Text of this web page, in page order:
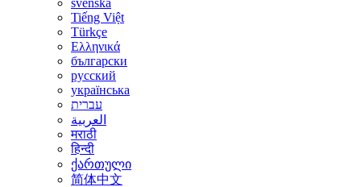
Tiếng Việt
Türkçe
Ελληνικά
български
русский
українська
עברית
العربية
मराठी
हिन्दी
ქართული
简体中文